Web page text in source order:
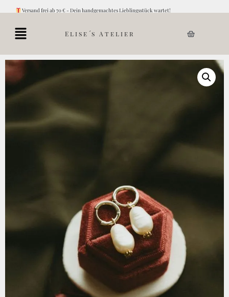
Versand frei ab 70 € - Dein handgemachtes Lieblingsstück wartet!
Elise´s Atelier